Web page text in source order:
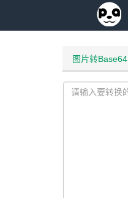
图片转Base64